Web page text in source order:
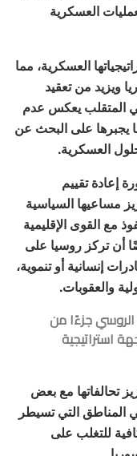
العسكرية
العسكرية، مما
ويزيد من تعقيد
المتقلب يعكس عدم
يجبرها على البحث عن
العسكرية.
إعادة تقييم
مساعيها السياسية
مع القوى الإقليمية
أن تركز روسيا على
إنسانية أو تنموية،
والعقوبات.
الروسي جزءًا من
استراتيجية
تحالفاتها مع بعض
المناطق التي تسيطر
للتغلب على